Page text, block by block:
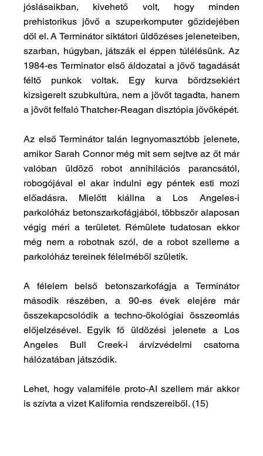
jóslásaikban, kivehető volt, hogy minden
prehistorikus jövő a szuperkomputer gőzidejében
dől el. A Terminátor siktátori üldözéses jeleneteiben,
szarban, húgyban, játszák el éppen túlélésünk. Az
1984-es Terminator első áldozatai a jővő tagadását
féltő punkok voltak. Egy kurva bőrdzsekiért
kizsigerelt szubkultúra, nem a jövőt tagadta, hanem
a jövőt felfaló Thatcher-Reagan disztópia jővőképét.
Az első Terminátor talán legnyomasztóbb jelenete,
amikor Sarah Connor még mit sem sejtve az őt már
valóban üldöző robot annihilációs parancsától,
robogójával el akar indulni egy péntek esti mozi
előadásra. Mielőtt kiállna a Los Angeles-i
parkolóház betonszarkofágjából, többször alaposan
végig méri a területet. Rémülete tudatosan ekkor
még nem a robotnak szól, de a robot szelleme a
parkolóház tereinek félelméből születik.
A félelem belső betonszarkofágja a Terminátor
második részében, a 90-es évek elejére már
összekapcsolódik a techno-ökológiai összeomlás
előjelzésével. Egyik fő üldözési jelenete a Los
Angeles Bull Creek-i árvízvédelmi csatorna
hálózatában játszódik.
Lehet, hogy valamiféle proto-AI szellem már akkor
is szívta a vizet Kalifornia rendszereiből. (15)